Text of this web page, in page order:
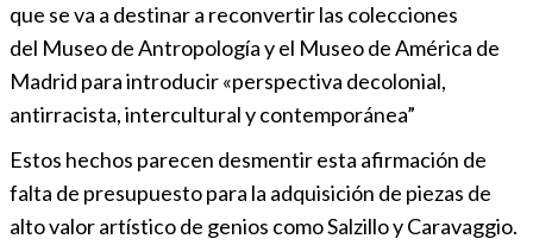
que se va a destinar a reconvertir las colecciones
del Museo de Antropología y el Museo de América de
Madrid para introducir «perspectiva decolonial,
antirracista, intercultural y contemporánea”
Estos hechos parecen desmentir esta afirmación de
falta de presupuesto para la adquisición de piezas de
alto valor artístico de genios como Salzillo y Caravaggio.